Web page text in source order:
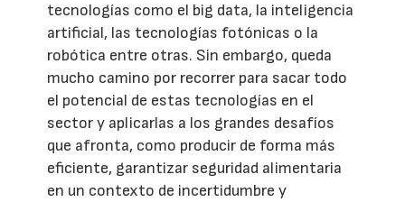
tecnologías como el big data, la inteligencia
artificial, las tecnologías fotónicas o la
robótica entre otras. Sin embargo, queda
mucho camino por recorrer para sacar todo
el potencial de estas tecnologías en el
sector y aplicarlas a los grandes desafíos
que afronta, como producir de forma más
eficiente, garantizar seguridad alimentaria
en un contexto de incertidumbre y